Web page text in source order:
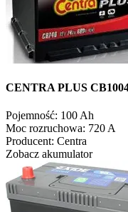
CENTRA PLUS
Pojemność: 100 Ah
Moc rozruchowa: 720 A
Producent: Centra
Zobacz akumulator